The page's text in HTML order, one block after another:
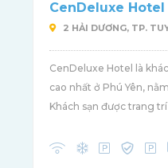
CenDeluxe Hotel
2 HẢI DƯƠNG, TP.
CenDeluxe Hotel là
cao nhất ở Phú Yên,
Khách sạn được trang